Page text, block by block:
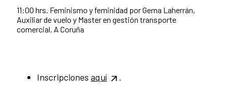
11:00 hrs. Feminismo y feminidad por Gema Laherrán,
Auxiliar de vuelo y Master en gestión transporte
comercial. A Coruña
Inscripciones aquí .